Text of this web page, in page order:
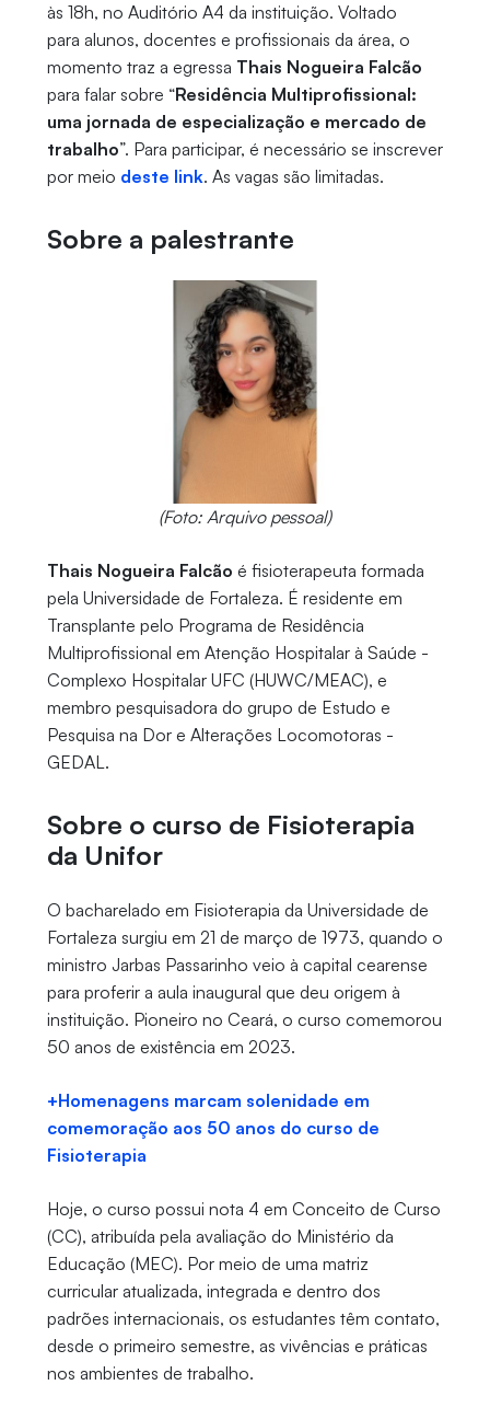
às 18h, no Auditório A4 da instituição. Voltado
para alunos, docentes e profissionais da área, o
momento traz a egressa Thais Nogueira Falcão
para falar sobre “Residência Multiprofissional:
uma jornada de especialização e mercado de
trabalho”. Para participar, é necessário se inscrever
por meio deste link. As vagas são limitadas.
Sobre a palestrante
(Foto: Arquivo pessoal)
Thais Nogueira Falcão é fisioterapeuta formada
pela Universidade de Fortaleza. É residente em
Transplante pelo Programa de Residência
Multiprofissional em Atenção Hospitalar à Saúde -
Complexo Hospitalar UFC (HUWC/MEAC), e
membro pesquisadora do grupo de Estudo e
Pesquisa na Dor e Alterações Locomotoras -
GEDAL.
Sobre o curso de Fisioterapia
da Unifor
O bacharelado em Fisioterapia da Universidade de
Fortaleza surgiu em 21 de março de 1973, quando o
ministro Jarbas Passarinho veio à capital cearense
para proferir a aula inaugural que deu origem à
instituição. Pioneiro no Ceará, o curso comemorou
50 anos de existência em 2023.
+Homenagens marcam solenidade em
comemoração aos 50 anos do curso de
Fisioterapia
Hoje, o curso possui nota 4 em Conceito de Curso
(CC), atribuída pela avaliação do Ministério da
Educação (MEC). Por meio de uma matriz
curricular atualizada, integrada e dentro dos
padrões internacionais, os estudantes têm contato,
desde o primeiro semestre, as vivências e práticas
nos ambientes de trabalho.